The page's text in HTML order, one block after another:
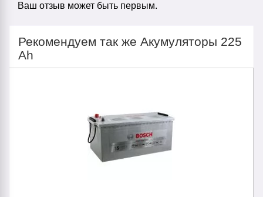
Ваш отзыв может быть первым.
Рекомендуем так же Акумуляторы 225
Ah